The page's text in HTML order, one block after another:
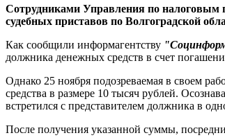
Сотрудниками Управления по налоговым
судебных приставов по Волгоградской
Как сообщили информагентству
должника денежных средств в счет
Однако 25 ноября подозреваемая в своем
средства в размере 10 тысяч рублей.
встретился с представителем должника в
После получения указанной суммы,